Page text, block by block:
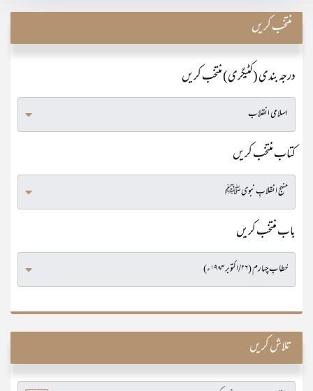
منتخب کریں
درجہ بندی (کٹیگری) منتخب کریں
کتاب منتخب کریں
باب منتخب کریں
تلاش کریں